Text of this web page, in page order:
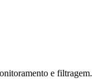
e filtragem.